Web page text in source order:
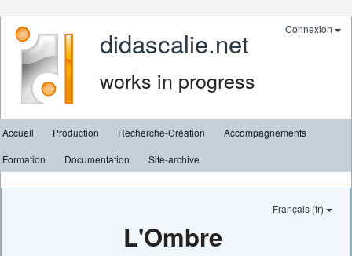
didascalie.net
works in progress
Connexion
Accueil Production Recherche-Création
Accompagnements
Formation
Documentation Site-archive
Français (fr)
L'Ombre